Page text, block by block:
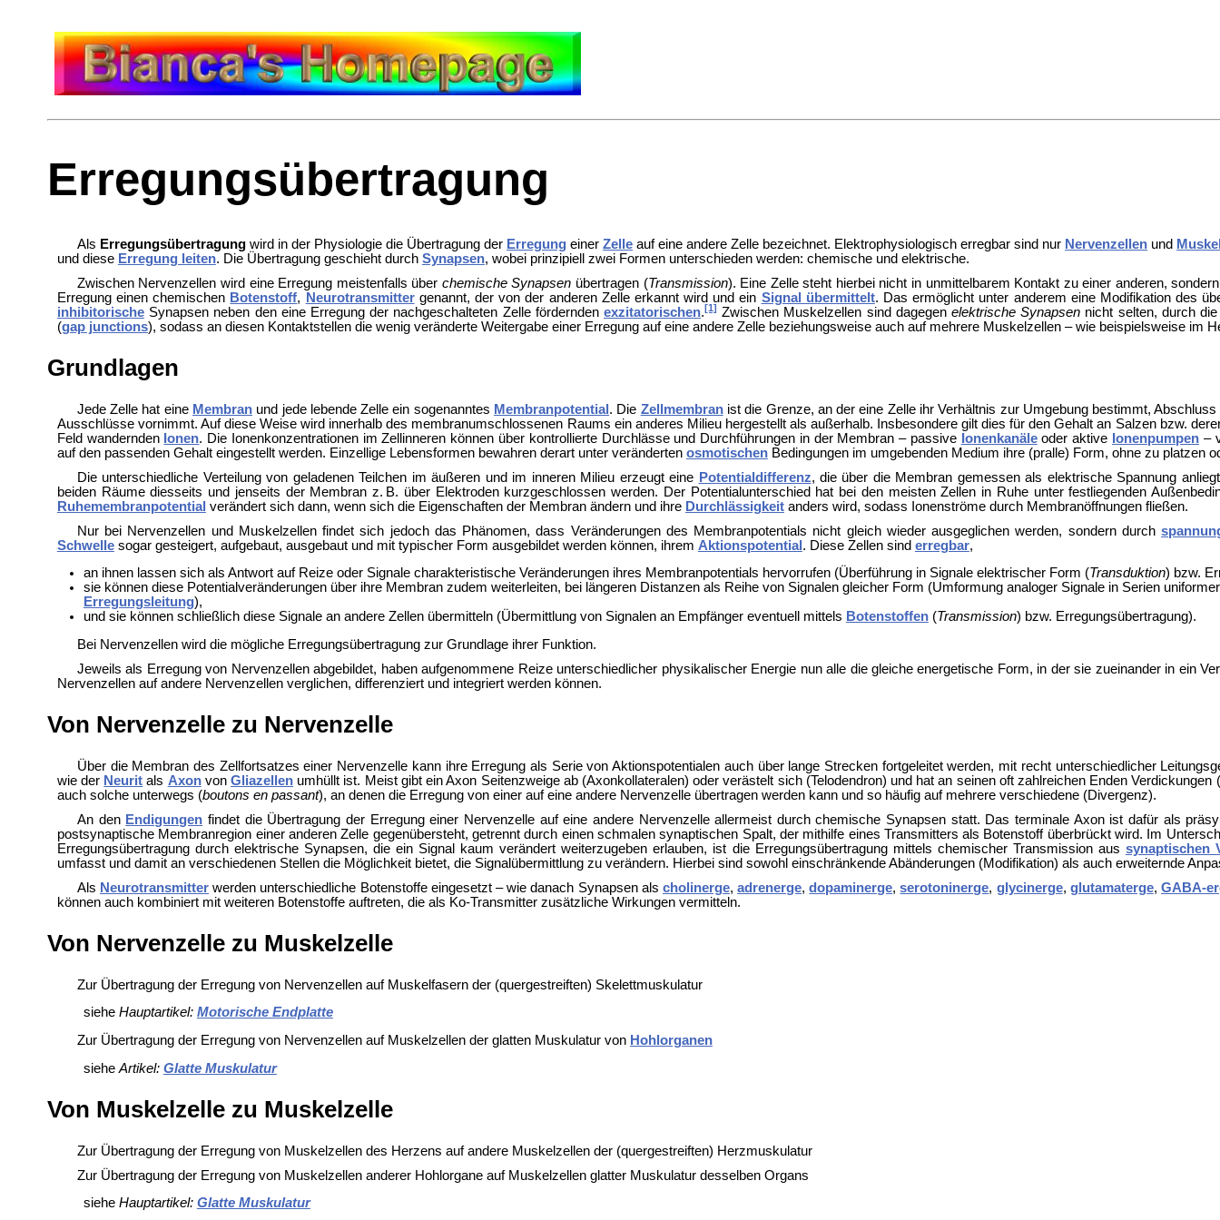
Erregungsübertragung
Als Erregungsübertragungwird in der Physiologie die Übertragung der ErregungeinerZelle auf eine andere Zelle bezeichnet. Elektrophysiologisch erregbar sind nur Nervenzellen und
und diese Erregung leiten. Die Übertragung geschieht durch Synapsen, wobei prinzipiell zwei Formen unterschieden werden: chemische und elektrische.
Zwischen Nervenzellen wird eine Erregung meistenfalls über chemische Synapsen übertragen (Transmission). Eine Zelle steht hierbei nicht in unmittelbarem Kontakt zu einer anderen,
Erregung einen chemischen Botenstoff, Neurotransmittergenannt, der von der anderen Zelle erkannt wird und ein Signal übermittelt. Das ermöglicht unter anderem eine Modifikation des
inhibitorischeSynapsen neben den eine Erregung der nachgeschalteten Zelle fördernden exzitatorischen. [1] Zwischen Muskelzellen sind dagegenelektrische Synapsen nicht selten, durch
(gap junctions), sodass an diesen Kontaktstellen die wenig veränderte Weitergabe einer Erregung auf eine andere Zelle beziehungsweise auch auf mehrere Muskelzellen – wie beispielsweise im
Grundlagen
Jede Zelle hat eine Membran und jede lebende Zelle ein sogenanntes Membranpotential . Die Zellmembranist die Grenze, an der eine Zelle ihr Verhältnis zur Umgebung bestimmt,
Ausschlüsse vornimmt. Auf diese Weise wird innerhalb des membranumschlossenen Raums ein anderes Milieu hergestellt als außerhalb. Insbesondere gilt dies für den Gehalt an Salzen bzw.
Feld wandernden Ionen. Die Ionenkonzentrationen im Zellinneren können über kontrollierte Durchlässe und Durchführungen in der Membran – passive Ionenkanäleoder aktive Ionenpumpen –
auf den passenden Gehalt eingestellt werden. Einzellige Lebensformen bewahren derart unter veränderten osmotischenBedingungen im umgebenden Medium ihre (pralle) Form, ohne zu platzen
Die unterschiedliche Verteilung von geladenen Teilchen im äußeren und im inneren Milieu erzeugt eine Potentialdifferenz, die über die Membran gemessen als elektrische Spannung
beiden Räume diesseits und jenseits der Membran z. B. über Elektroden kurzgeschlossen werden. Der Potentialunterschied hat bei den meisten Zellen in Ruhe unter festliegenden
Ruhemembranpotential verändert sich dann, wenn sich die Eigenschaften der Membran ändern und ihre Durchlässigkeitanders wird, sodass Ionenströme durch Membranöffnungen fließen.
Nur bei Nervenzellen und Muskelzellen findet sich jedoch das Phänomen, dass Veränderungen des Membranpotentials nicht gleich wieder ausgeglichen werden, sondern durch
Schwellesogar gesteigert, aufgebaut, ausgebaut und mit typischer Form ausgebildet werden können, ihrem Aktionspotential . Diese Zellen sind erregbar,
an ihnen lassen sich als Antwort auf Reize oder Signale charakteristische Veränderungen ihres Membranpotentials hervorrufen (Überführung in Signale elektrischer Form (Transduktion) bzw.
sie können diese Potentialveränderungen über ihre Membran zudem weiterleiten, bei längeren Distanzen als Reihe von Signalen gleicher Form (Umformung analoger Signale in Serien
Erregungsleitung),
und sie können schließlich diese Signale an andere Zellen übermitteln (Übermittlung von Signalen an Empfänger eventuell mittels Botenstoffen(Transmission) bzw. Erregungsübertragung).
Bei Nervenzellen wird die mögliche Erregungsübertragung zur Grundlage ihrer Funktion.
Jeweils als Erregung von Nervenzellen abgebildet, haben aufgenommene Reize unterschiedlicher physikalischer Energie nun alle die gleiche energetische Form, in der sie zueinander in ein
Nervenzellen auf andere Nervenzellen verglichen, differenziert und integriert werden können.
Von Nervenzelle zu Nervenzelle
Über die Membran des Zellfortsatzes einer Nervenzelle kann ihre Erregung als Serie von Aktionspotentialen auch über lange Strecken fortgeleitet werden, mit recht unterschiedlicher
wie der Neurit als AxonvonGliazellen umhüllt ist. Meist gibt ein Axon Seitenzweige ab (Axonkollateralen) oder verästelt sich (Telodendron) und hat an seinen oft zahlreichen Enden
auch solche unterwegs (boutons en passant), an denen die Erregung von einer auf eine andere Nervenzelle übertragen werden kann und so häufig auf mehrere verschiedene (Divergenz).
An den Endigungen findet die Übertragung der Erregung einer Nervenzelle auf eine andere Nervenzelle allermeist durch chemische Synapsen statt. Das terminale Axon ist dafür als
postsynaptische Membranregion einer anderen Zelle gegenübersteht, getrennt durch einen schmalen synaptischen Spalt, der mithilfe eines Transmitters als Botenstoff überbrückt wird. Im
Erregungsübertragung durch elektrische Synapsen, die ein Signal kaum verändert weiterzugeben erlauben, ist die Erregungsübertragung mittels chemischer Transmission aus synaptischen
umfasst und damit an verschiedenen Stellen die Möglichkeit bietet, die Signalübermittlung zu verändern. Hierbei sind sowohl einschränkende Abänderungen (Modifikation) als auch erweiternde
Als Neurotransmitter werden unterschiedliche Botenstoffe eingesetzt – wie danach Synapsen als cholinerge,adrenerge,dopaminerge,serotoninerge, glycinerge, glutamaterge,GABA-
können auch kombiniert mit weiteren Botenstoffe auftreten, die als Ko-Transmitter zusätzliche Wirkungen vermitteln.
Von Nervenzelle zu Muskelzelle
Zur Übertragung der Erregung von Nervenzellen auf Muskelfasern der (quergestreiften) Skelettmuskulatur
siehe Hauptartikel: Motorische Endplatte
Zur Übertragung der Erregung von Nervenzellen auf Muskelzellen der glatten Muskulatur von Hohlorganen
siehe Artikel: Glatte Muskulatur
Von Muskelzelle zu Muskelzelle
Zur Übertragung der Erregung von Muskelzellen des Herzens auf andere Muskelzellen der (quergestreiften) Herzmuskulatur
Zur Übertragung der Erregung von Muskelzellen anderer Hohlorgane auf Muskelzellen glatter Muskulatur desselben Organs
siehe Hauptartikel: Glatte Muskulatur